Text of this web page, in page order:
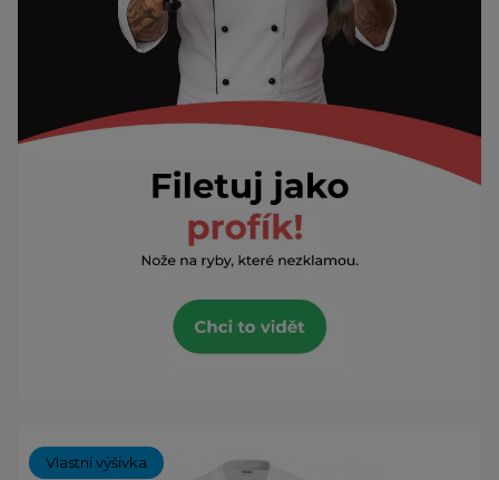
Vlastní výšivka